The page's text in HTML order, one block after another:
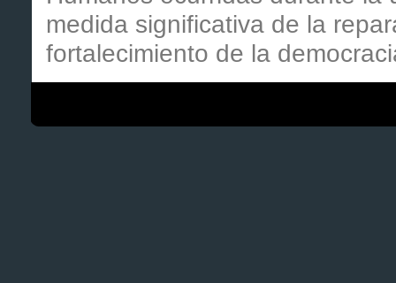
medida significativa de la
fortalecimiento de la